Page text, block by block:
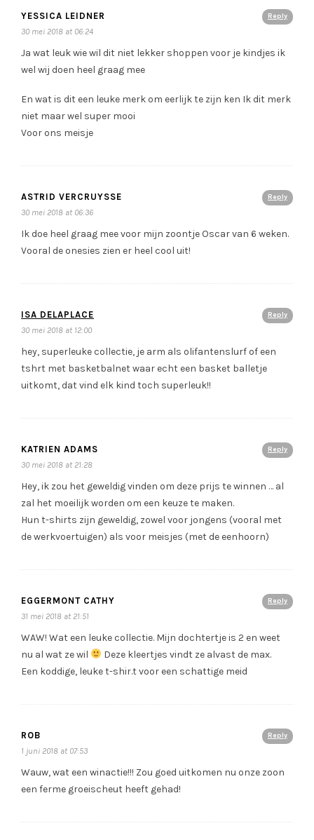
Reply
YESSICA LEIDNER
30 mei 2018 at 06:24
Ja wat leuk wie wil dit niet lekker shoppen voor je kindjes ik
wel wij doen heel graag mee
En wat is dit een leuke merk om eerlijk te zijn ken Ik dit merk
niet maar wel super mooi
Voor ons meisje
Reply
ASTRID VERCRUYSSE
30 mei 2018 at 06:36
Ik doe heel graag mee voor mijn zoontje Oscar van 6 weken.
Vooral de onesies zien er heel cool uit!
Reply
ISA DELAPLACE
30 mei 2018 at 12:00
hey, superleuke collectie, je arm als olifantenslurf of een
tshrt met basketbalnet waar echt een basket balletje
uitkomt, dat vind elk kind toch superleuk!!
Reply
KATRIEN ADAMS
30 mei 2018 at 21:28
Hey, ik zou het geweldig vinden om deze prijs te winnen … al
zal het moeilijk worden om een keuze te maken.
Hun t-shirts zijn geweldig, zowel voor jongens (vooral met
de werkvoertuigen) als voor meisjes (met de eenhoorn)
Reply
EGGERMONT CATHY
31 mei 2018 at 21:51
WAW! Wat een leuke collectie. Mijn dochtertje is 2 en weet
nu al wat ze wil
Deze kleertjes vindt ze alvast de max.
Een koddige, leuke t-shir.t voor een schattige meid
Reply
ROB
1 juni 2018 at 07:53
Wauw, wat een winactie!!! Zou goed uitkomen nu onze zoon
een ferme groeischeut heeft gehad!